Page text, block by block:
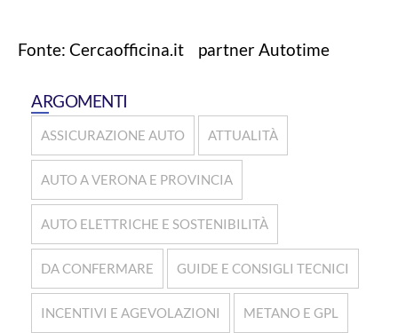
Fonte: Cercaofficina.it partner Autotime
ARGOMENTI
ASSICURAZIONE AUTO ATTUALITÀ
AUTO A VERONA E PROVINCIA
AUTO ELETTRICHE E SOSTENIBILITÀ
DA CONFERMARE GUIDE E CONSIGLI TECNICI
INCENTIVI E AGEVOLAZIONI METANO E GPL